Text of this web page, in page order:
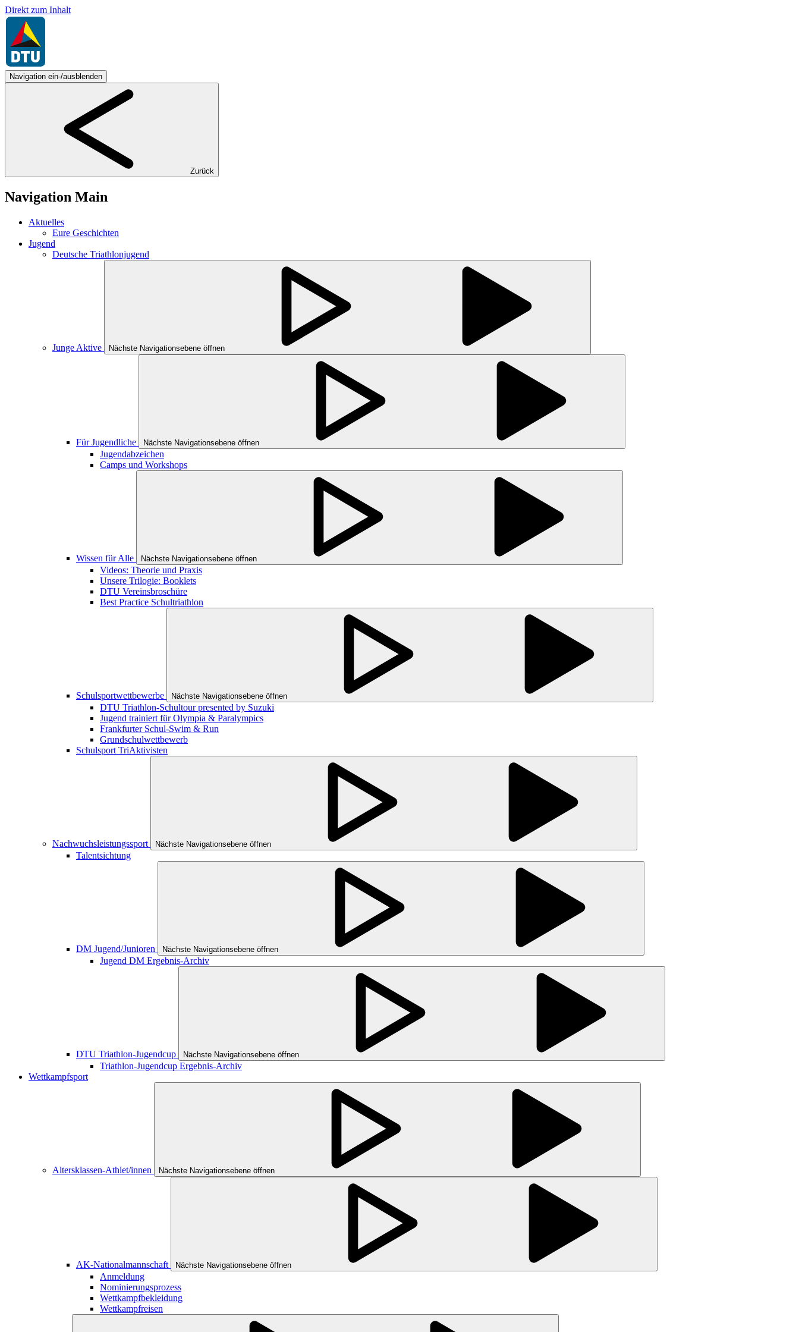
Direkt zum Inhalt
Navigation ein-/ausblenden
Zurück
Navigation Main
Aktuelles
Eure Geschichten
Jugend
Deutsche Triathlonjugend
Junge Aktive Nächste Navigationsebene öffnen
Für Jugendliche Nächste Navigationsebene öffnen
Jugendabzeichen
Camps und Workshops
Wissen für Alle Nächste Navigationsebene öffnen
Videos: Theorie und Praxis
Unsere Trilogie: Booklets
DTU Vereinsbroschüre
Best Practice Schultriathlon
Schulsportwettbewerbe Nächste Navigationsebene öffnen
DTU Triathlon-Schultour presented by Suzuki
Jugend trainiert für Olympia & Paralympics
Frankfurter Schul-Swim & Run
Grundschulwettbewerb
Schulsport TriAktivisten
Nachwuchsleistungssport Nächste Navigationsebene öffnen
Talentsichtung
DM Jugend/Junioren Nächste Navigationsebene öffnen
Jugend DM Ergebnis-Archiv
DTU Triathlon-Jugendcup Nächste Navigationsebene öffnen
Triathlon-Jugendcup Ergebnis-Archiv
Wettkampfsport
Altersklassen-Athlet/innen Nächste Navigationsebene öffnen
AK-Nationalmannschaft Nächste Navigationsebene öffnen
Anmeldung
Nominierungsprozess
Wettkampfbekleidung
Wettkampfreisen